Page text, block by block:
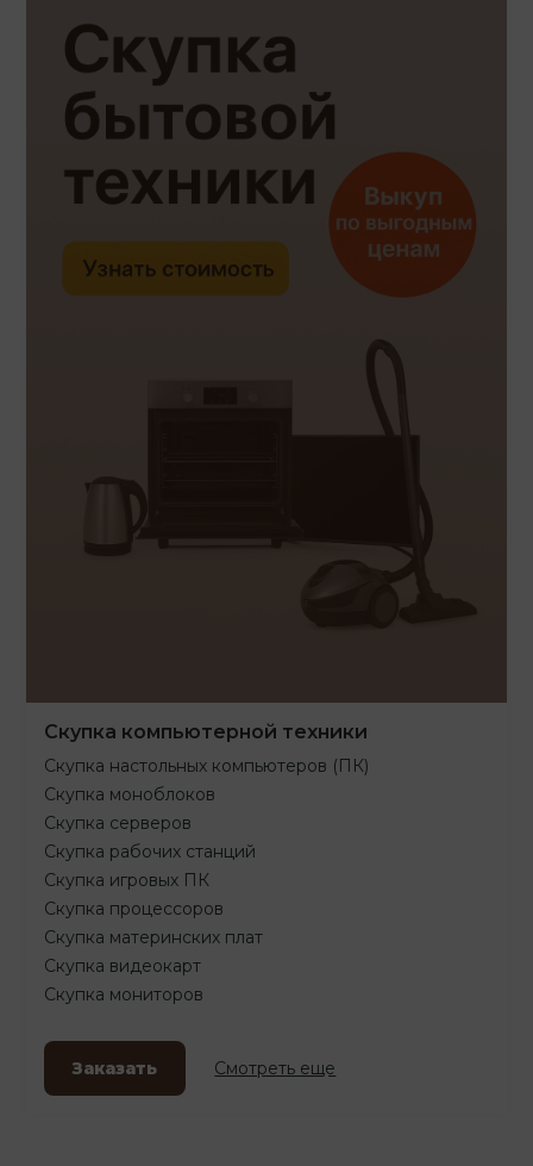
Скупка компьютерной техники
Скупка настольных компьютеров (ПК)
Скупка моноблоков
Скупка серверов
Скупка рабочих станций
Скупка игровых ПК
Скупка процессоров
Скупка материнских плат
Скупка видеокарт
Скупка мониторов
Заказать Смотреть еще